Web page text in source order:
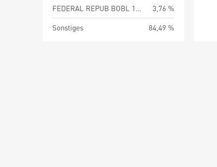
FEDERAL REPUB BOBL 1.3% 15Oct27
3,76 %
Sonstiges
84,49 %